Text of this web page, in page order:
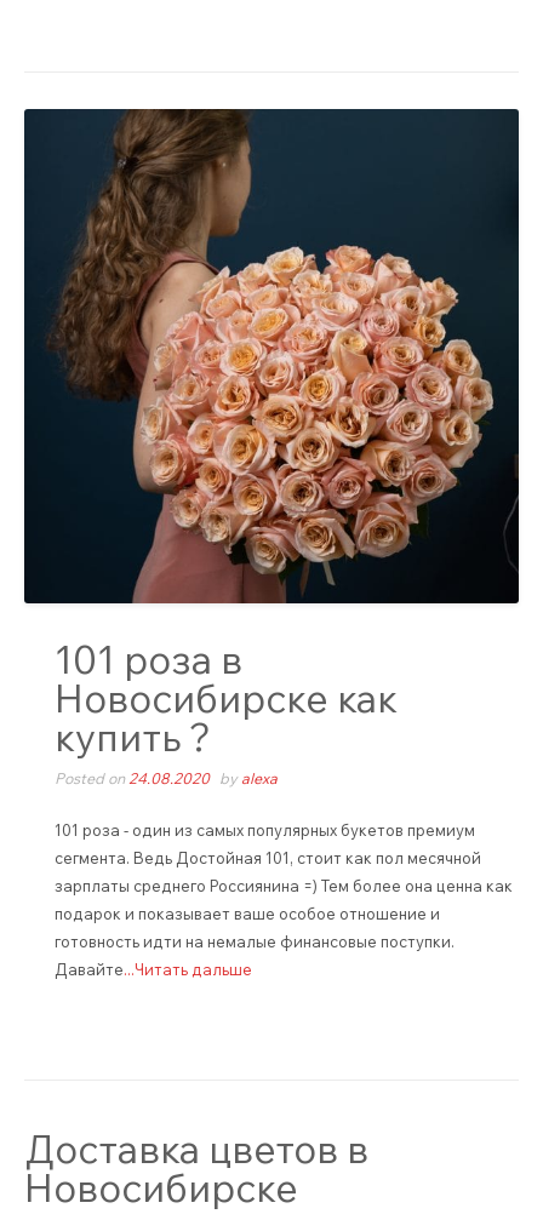
101 роза в
Новосибирске как
купить ?
Posted on24.08.2020 by alexa
101 роза - один из самых популярных букетов премиум
сегмента. Ведь Достойная 101, стоит как пол месячной
зарплаты среднего Россиянина =) Тем более она ценна как
подарок и показывает ваше особое отношение и
готовность идти на немалые финансовые поступки.
Давайте...Читать дальше
Доставка цветов в
Новосибирске